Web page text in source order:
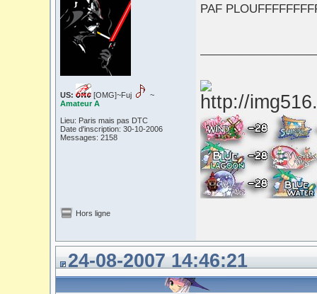
US: [OMG]~Fuj
~
Amateur A
Lieu: Paris mais pas DTC
Date d'inscription: 30-10-2006
Messages: 2158
PAF
Hors ligne
24-08-2007 14:46:21